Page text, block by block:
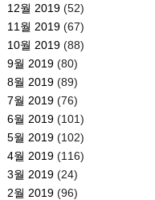
12월 2019(52)
11월 2019(67)
10월 2019(88)
9월 2019(80)
8월 2019(89)
7월 2019(76)
6월 2019(101)
5월 2019(102)
4월 2019(116)
3월 2019(24)
2월 2019(96)